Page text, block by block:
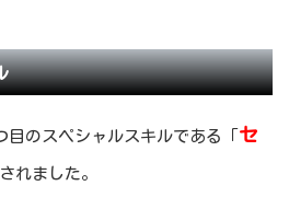
のスペシャルスキルである「 セ
れました。